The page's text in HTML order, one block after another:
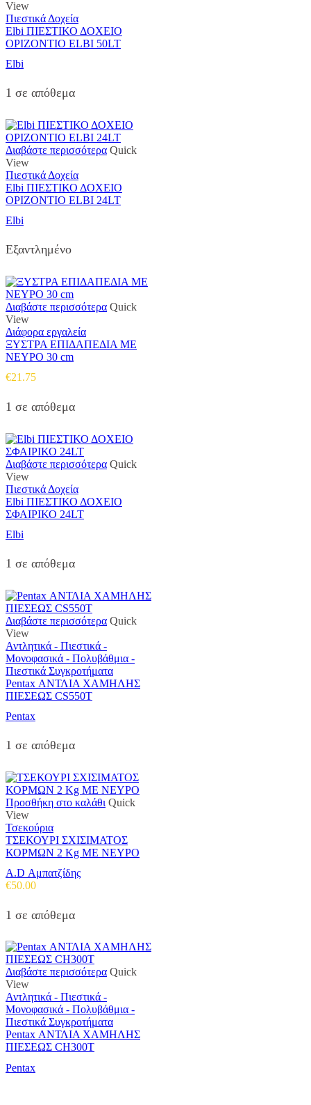
View
Πιεστικά Δοχεία
Elbi ΠΙΕΣΤΙΚΟ ΔΟΧΕΙΟ
ΟΡΙΖΟΝΤΙΟ ELBI 50LT
Elbi
1 σε απόθεμα
Διαβάστε περισσότερα Quick
View
Πιεστικά Δοχεία
Elbi ΠΙΕΣΤΙΚΟ ΔΟΧΕΙΟ
ΟΡΙΖΟΝΤΙΟ ELBI 24LT
Elbi
Εξαντλημένο
Διαβάστε περισσότερα Quick
View
Διάφορα εργαλεία
ΞΥΣΤΡΑ ΕΠΙΔΑΠΕΔΙΑ ΜΕ
ΝΕΥΡΟ 30 cm
€21.75
1 σε απόθεμα
Διαβάστε περισσότερα Quick
View
Πιεστικά Δοχεία
Elbi ΠΙΕΣΤΙΚΟ ΔΟΧΕΙΟ
ΣΦΑΙΡΙΚΟ 24LT
Elbi
1 σε απόθεμα
Διαβάστε περισσότερα Quick
View
Αντλητικά - Πιεστικά -
Μονοφασικά - Πολυβάθμια -
Πιεστικά Συγκροτήματα
Pentax ΑΝΤΛΙΑ ΧΑΜΗΛΗΣ
ΠΙΕΣΕΩΣ CS550T
Pentax
1 σε απόθεμα
Προσθήκη στο καλάθι Quick
View
Τσεκούρια
ΤΣΕΚΟΥΡΙ ΣΧΙΣΙΜΑΤΟΣ
ΚΟΡΜΩΝ 2 Kg ΜΕ ΝΕΥΡΟ
A.D Αμπατζίδης
€50.00
1 σε απόθεμα
Διαβάστε περισσότερα Quick
View
Αντλητικά - Πιεστικά -
Μονοφασικά - Πολυβάθμια -
Πιεστικά Συγκροτήματα
Pentax ΑΝΤΛΙΑ ΧΑΜΗΛΗΣ
ΠΙΕΣΕΩΣ CH300T
Pentax